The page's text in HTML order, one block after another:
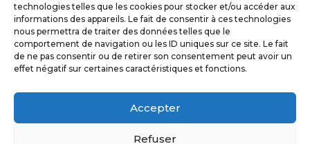
technologies telles que les cookies pour stocker et/ou accéder aux
informations des appareils. Le fait de consentir à ces technologies
nous permettra de traiter des données telles que le
comportement de navigation ou les ID uniques sur ce site. Le fait
de ne pas consentir ou de retirer son consentement peut avoir un
effet négatif sur certaines caractéristiques et fonctions.
Accepter
Refuser
COPYRIGHT © 2023 TREIZH À L'OUEST
🚀AVEC ❤️PAR
MEL&YOU
Nous utilisons des cookies pour nous assurer de vous
donner la meilleure expérience sur notre site. Si vous